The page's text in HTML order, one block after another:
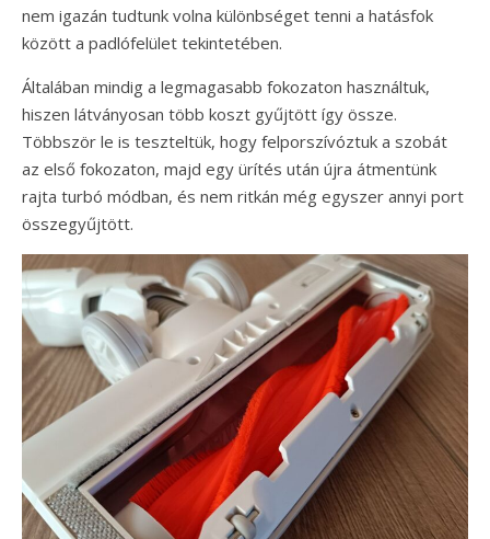
nem igazán tudtunk volna különbséget tenni a hatásfok
között a padlófelület tekintetében.
Általában mindig a legmagasabb fokozaton használtuk,
hiszen látványosan több koszt gyűjtött így össze.
Többször le is teszteltük, hogy felporszívóztuk a szobát
az első fokozaton, majd egy ürítés után újra átmentünk
rajta turbó módban, és nem ritkán még egyszer annyi port
összegyűjtött.